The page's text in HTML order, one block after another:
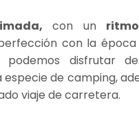
con un
con la
disfrutar
especie de camping,
viaje de carretera.